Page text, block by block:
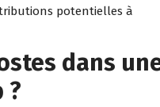
potentielles à
dans
?